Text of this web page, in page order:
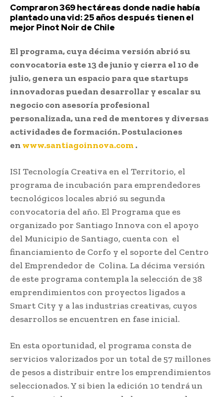
Compraron 369 hectáreas donde nadie había
plantado una vid: 25 años después tienen el
mejor Pinot Noir de Chile
El programa, cuya décima versión abrió su
convocatoria este 13 de junio y cierra el 10 de
julio, genera un espacio para que startups
innovadoras puedan desarrollar y escalar su
negocio con asesoría profesional
personalizada, una red de mentores y diversas
actividades de formación. Postulaciones
en www.santiagoinnova.com .
ISI Tecnología Creativa en el Territorio, el
programa de incubación para emprendedores
tecnológicos locales abrió su segunda
convocatoria del año. El Programa que es
organizado por Santiago Innova con el apoyo
del Municipio de Santiago, cuenta con el
financiamiento de Corfo y el soporte del Centro
del Emprendedor de Colina. La décima versión
de este programa contempla la selección de 38
emprendimientos con proyectos ligados a
Smart City y a las industrias creativas, cuyos
desarrollos se encuentren en fase inicial.
En esta oportunidad, el programa consta de
servicios valorizados por un total de 57 millones
de pesos a distribuir entre los emprendimientos
seleccionados. Y si bien la edición 10 tendrá un